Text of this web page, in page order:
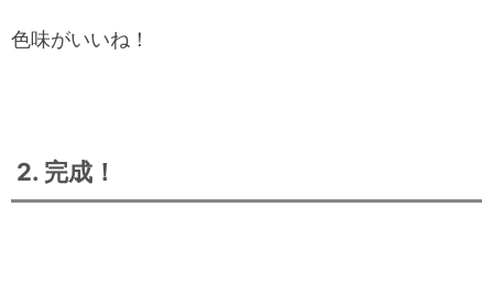
色味がいいね！
2. 完成！